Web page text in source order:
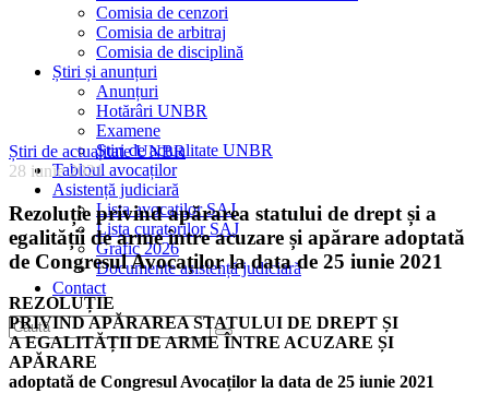
Comisia de cenzori
Comisia de arbitraj
Comisia de disciplină
Știri și anunțuri
Anunțuri
Hotărâri UNBR
Examene
Știri de actualitate UNBR
Tabloul avocaților
Asistență judiciară
Lista avocaților SAJ
Lista curatorilor SAJ
Grafic 2026
Documente asistență judiciară
Contact
Știri de actualitate UNBR
28 iunie 2021
Rezoluție privind apărarea statului de drept și a
egalității de arme între acuzare și apărare adoptată
de Congresul Avocaților la data de 25 iunie 2021
REZOLUȚIE
PRIVIND APĂRAREA STATULUI DE DREPT ȘI
A EGALITĂȚII DE ARME ÎNTRE ACUZARE ȘI
APĂRARE
adoptată de Congresul Avocaților la data de 25 iunie 2021